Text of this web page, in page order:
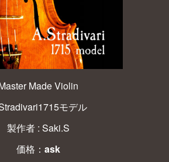
Made Violin
モデル
製作者 : Saki.S
価格： ask